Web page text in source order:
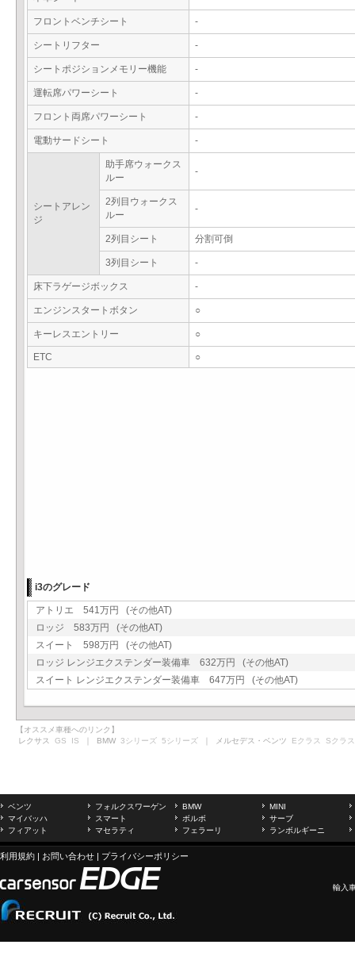
フロントベンチシート -
シートリフター -
シートポジションメモリー機能 -
運転席パワーシート -
フロント両席パワーシート -
電動サードシート -
シートアレン
ジ
助手席ウォークス
ルー
-
2列目ウォークス
ルー
-
2列目シート 分割可倒
3列目シート -
床下ラゲージボックス -
エンジンスタートボタン ○
キーレスエントリー ○
ETC ○
i3のグレード
アトリエ 541万円 (その他AT)
ロッジ 583万円 (その他AT)
スイート 598万円 (その他AT)
ロッジ レンジエクステンダー装備車 632万円 (その他AT)
スイート レンジエクステンダー装備車 647万円 (その他AT)
【オススメ車種へのリンク】
レクサス GS IS ｜ BMW 3シリーズ 5シリーズ ｜ メルセデス・ベンツ Eクラス Sクラス
ベンツ フォルクスワーゲン BMW
MINI
マイバッハ
スマート ボルボ
サーブ
フィアット
マセラティ フェラーリ ランボルギーニ
利用規約 | お問い合わせ | プライバシーポリシー
輸入